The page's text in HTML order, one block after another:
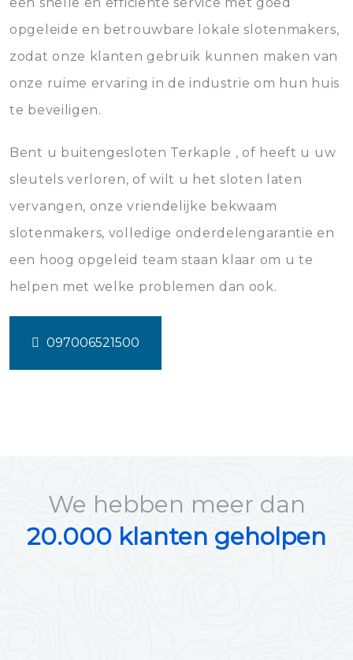
opgeleide en betrouwbare lokale slotenmakers,
zodat onze klanten gebruik kunnen maken van
onze ruime ervaring in de industrie om hun huis
te beveiligen.
Bent u buitengesloten Terkaple , of heeft u uw
sleutels verloren, of wilt u het sloten laten
vervangen, onze vriendelijke bekwaam
slotenmakers, volledige onderdelengarantie en
een hoog opgeleid team staan klaar om u te
helpen met welke problemen dan ook.
097006521500
We hebben meer dan
20.000 klanten geholpen